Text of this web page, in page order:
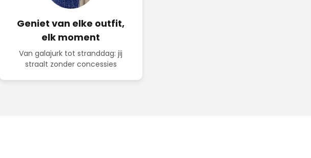
Geniet van elke outfit,
elk moment
Van galajurk tot stranddag: jij
straalt zonder concessies